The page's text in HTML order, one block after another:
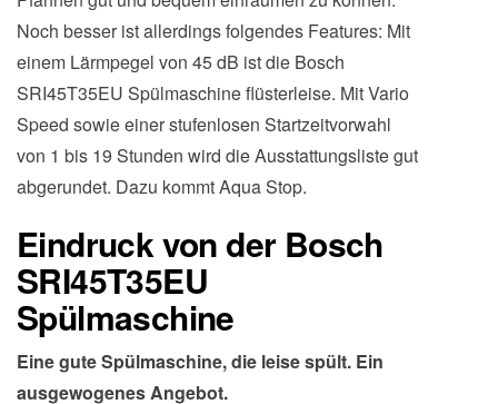
Noch besser ist allerdings folgendes Features: Mit
einem Lärmpegel von 45 dB ist die Bosch
SRI45T35EU Spülmaschine flüsterleise. Mit Vario
Speed sowie einer stufenlosen Startzeitvorwahl
von 1 bis 19 Stunden wird die Ausstattungsliste gut
abgerundet. Dazu kommt Aqua Stop.
Eindruck von der Bosch
SRI45T35EU
Spülmaschine
Eine gute Spülmaschine, die leise spült. Ein
ausgewogenes Angebot.